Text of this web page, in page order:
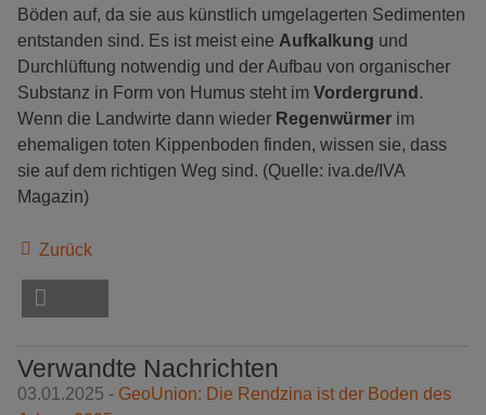
Böden auf, da sie aus künstlich umgelagerten Sedimenten
entstanden sind. Es ist meist eine Aufkalkung und
Durchlüftung notwendig und der Aufbau von organischer
Substanz in Form von Humus steht im Vordergrund .
Wenn die Landwirte dann wieder Regenwürmer im
ehemaligen toten Kippenboden finden, wissen sie, dass
sie auf dem richtigen Weg sind. (Quelle: iva.de/IVA
Magazin)
Zurück
Verwandte Nachrichten
03.01.2025 - GeoUnion: Die Rendzina ist der Boden des